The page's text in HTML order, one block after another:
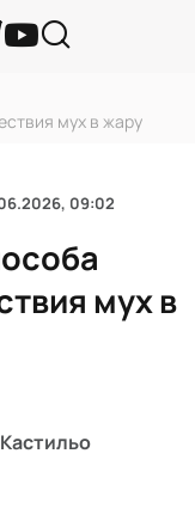
мух в жару
09:02
мух в